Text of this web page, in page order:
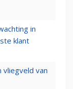
in
klant
vliegveld van